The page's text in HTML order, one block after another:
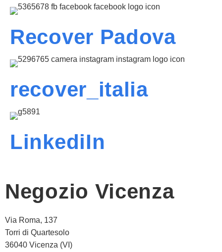
Recover Padova
recover_italia
LinkediIn
Negozio Vicenza
Via Roma, 137
Torri di Quartesolo
36040 Vicenza (VI)